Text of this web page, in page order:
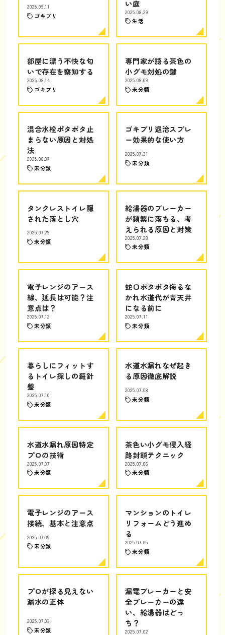
2025.09.11
ゴキブリ
い庭
2025.08.29
生活
部屋に漂う不快な匂
いで存在を察知する
2025.08.14
ゴキブリ
専門家が語る茶色の
小グモ対処の鍵
2025.08.09
未分類
混合水栓ポタポタ止
まらない原因と対処
法
2025.08.07
未分類
ゴキブリ退治スプレ
ー効果的な使い方
2025.07.31
未分類
タンクレストイレ隠
された落とし穴
2025.07.29
未分類
給湯器のブレーカー
が頻繁に落ちる、考
えられる原因と対策
2025.07.28
未分類
電子レンジのアース
線、延長は可能？注
意点は？
2025.07.12
未分類
蛇口ポタポタ侮るな
かれ水道代が青天井
になる前に
2025.07.11
未分類
暮らしにフィットす
るトイレ探しの羅針
盤
2025.07.10
未分類
水道水漏れなぜ起き
る原因徹底解説
2025.07.08
未分類
水道水漏れ原因特定
プロの技術
2025.07.07
未分類
茶色い小グモ侵入経
路封鎖テクニック
2025.07.06
未分類
電子レンジのアース
接続、基本と注意点
2025.07.05
未分類
マンションのトイレ
リフォームどう進め
る
2025.07.05
未分類
プロが探る見えない
漏水の正体
2025.07.03
未分類
漏電ブレーカーと安
全ブレーカーの違
い、給湯器はどっ
ち？
2025.07.02